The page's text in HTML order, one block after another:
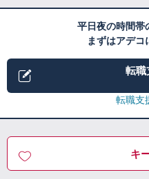
平日夜の時間帯
まずはアデコ
転職
転職支
キ